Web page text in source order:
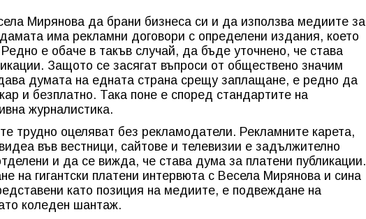
Мирянова да брани бизнеса си и да използва медиите за
има рекламни договори с определени издания, което
е обаче в такъв случай, да бъде уточнено, че става
Защото се засягат въпроси от обществено значим
думата на едната страна срещу заплащане, е редно да
и безплатно. Така поне е според стандартите на
журналистика.
трудно оцеляват без рекламодатели. Рекламните карета,
във вестници, сайтове и телевизии е задължително
и да се вижда, че става дума за платени публикации.
на гигантски платени интервюта с Весела Мирянова и сина
като позиция на медиите, е подвеждане на
коледен шантаж.